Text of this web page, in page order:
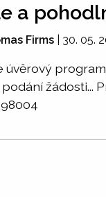
a
Firms 30. 05.
úvěrový
žádosti...